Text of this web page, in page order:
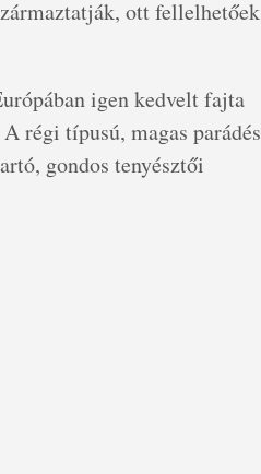
ott fellelhetőek
igen kedvelt fajta
régi típusú, magas parádés
gondos tenyésztői